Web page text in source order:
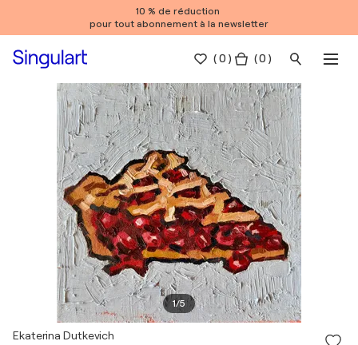
10 % de réduction
pour tout abonnement à la newsletter
(0 ) ( 0 )
1/5
Ekaterina Dutkevich